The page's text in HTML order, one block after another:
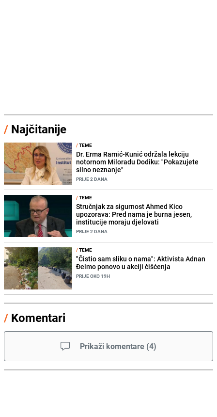
/ Najčitanije
/TEME
Dr. Erma Ramić-Kunić održala lekciju
notornom Miloradu Dodiku: "Pokazujete
silno neznanje"
PRIJE 2 DANA
/TEME
Stručnjak za sigurnost Ahmed Kico
upozorava: Pred nama je burna jesen,
institucije moraju djelovati
PRIJE 2 DANA
/TEME
"Čistio sam sliku o nama": Aktivista Adnan
Đelmo ponovo u akciji čišćenja
PRIJE OKO 19H
/ Komentari
Prikaži komentare (4)